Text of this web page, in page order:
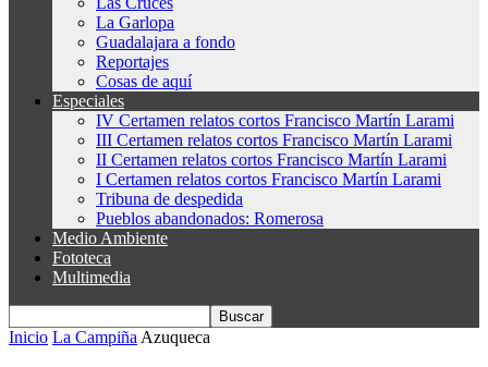
La Garlopa
Guadalajara a fondo
Reportajes
Cosas de aquí
Especiales
IV Certamen relatos cortos Francisco Martín Larami
III Certamen relatos cortos Francisco Martín Larami
II Certamen relatos cortos Francisco Martín Larami
I Certamen relatos cortos Francisco Martín Larami
Tribuna de despedida
Pueblos abandonados: Romerosa
Medio Ambiente
Fototeca
Multimedia
Inicio La Campiña Azuqueca